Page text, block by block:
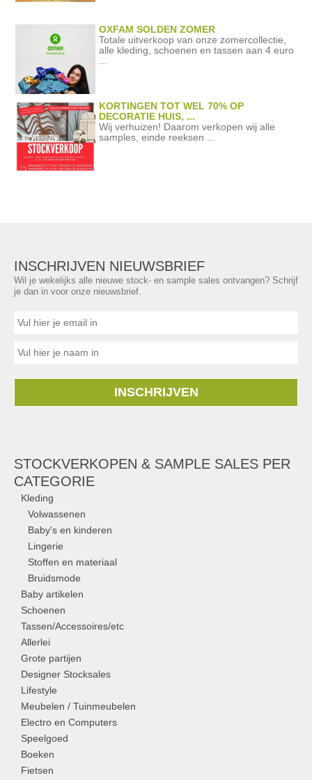
OXFAM SOLDEN ZOMER
Totale uitverkoop van onze zomercollectie,
alle kleding, schoenen en tassen aan 4 euro
KORTINGEN TOT WEL 70% OP
DECORATIE HUIS, ...
Wij verhuizen! Daarom verkopen wij alle
samples, einde reeksen ...
INSCHRIJVEN NIEUWSBRIEF
Wil je wekelijks alle nieuwe stock- en sample sales ontvangen? Schrijf
je dan in voor onze nieuwsbrief.
INSCHRIJVEN
STOCKVERKOPEN & SAMPLE SALES PER
CATEGORIE
Kleding
Volwassenen
Baby's en kinderen
Lingerie
Stoffen en materiaal
Bruidsmode
Baby artikelen
Schoenen
Tassen/Accessoires/etc
Allerlei
Grote partijen
Designer Stocksales
Lifestyle
Meubelen / Tuinmeubelen
Electro en Computers
Speelgoed
Boeken
Fietsen